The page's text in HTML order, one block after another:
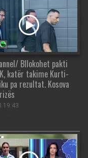
Bllokohet pakti
katër takime Kurti-
pa rezultat. Kosova
19:43